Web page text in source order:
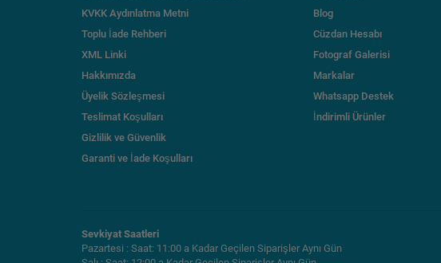
KVKK Aydınlatma Metni
Toplu İade Rehberi
XML Linki
Hakkımızda
Üyelik Sözleşmesi
Teslimat Koşulları
Gizlilik ve Güvenlik
Garanti ve İade Koşulları
Blog
Cüzdan Hesabı
Fotograf Galerisi
Markalar
Whatsapp Destek
İndirimli Ürünler
Sevkiyat Saatleri
Pazartesi : Saat: 11:00 a Kadar Geçilen Siparişler Aynı Gün